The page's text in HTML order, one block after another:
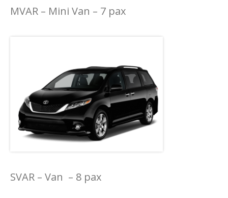
MVAR – Mini Van – 7 pax
SVAR – Van – 8 pax